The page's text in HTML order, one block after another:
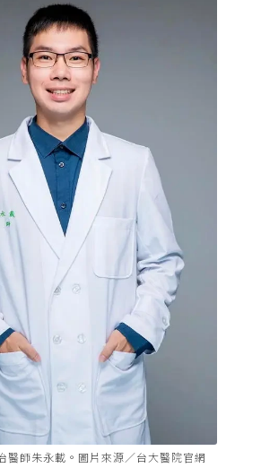
醫師朱永載。圖片來源／台大醫院官網